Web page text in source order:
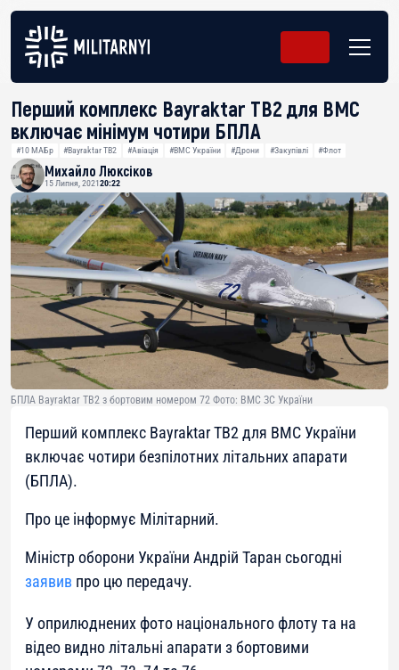
Перший комплекс Bayraktar TB2 для ВМС
включає мінімум чотири БПЛА
#10 МАБр #Bayraktar TB2 #Авіація #ВМС України #Дрони #Закупівлі #Флот
Михайло Люксіков
15 Липня, 202120:22
БПЛА Bayraktar TB2 з бортовим номером 72 Фото: ВМС ЗС України
Перший комплекс Bayraktar TB2 для ВМС України
включає чотири безпілотних літальних апарати
(БПЛА).
Про це інформує Мілітарний.
Міністр оборони України Андрій Таран сьогодні
заявив про цю передачу.
У оприлюднених фото національного флоту та на
відео видно літальні апарати з бортовими